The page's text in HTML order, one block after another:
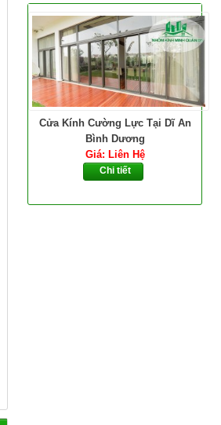
Cửa Kính Cường Lực Tại Dĩ An
Bình Dương
Giá: Liên Hệ
Chi tiết